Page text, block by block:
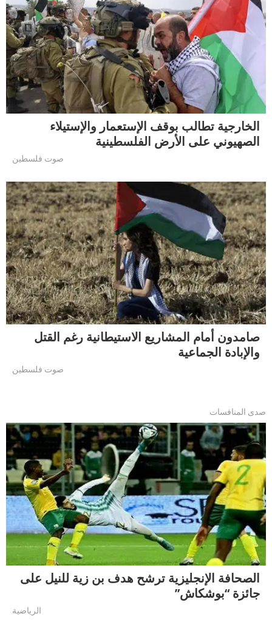
الخارجية تطالب بوقف الإستعمار والإستيلاء
الصهيوني على الأرض الفلسطينية
صوت فلسطين
صامدون أمام المشاريع الاستيطانية رغم القتل
والإبادة الجماعية
صوت فلسطين
صدى المنافسات
الصحافة الإنجليزية ترشح هدف بن زية للنيل على
جائزة “بوشكاش”
الرياضية